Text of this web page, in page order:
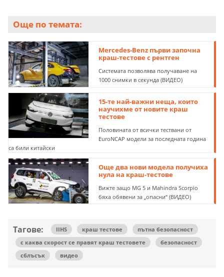
Още по темата:
Mercedes-Benz първи започна
краш-тестове с рентген
Системата позволява получаване на
1000 снимки в секунда (ВИДЕО)
15-те най-важни неща, които
научихме от новите краш
тестове
Половината от всички тествани от
EuroNCAP модели за последната година
са били китайски
Още два нови модела получиха
нула на краш-тестове
Вижте защо MG 5 и Mahindra Scorpio
бяха обявени за „опасни“ (ВИДЕО)
Тагове: IIHS краш тестове
пътна безопасност
с каква скорост се правят краш тестовете
безопасност
сблъсък
видео